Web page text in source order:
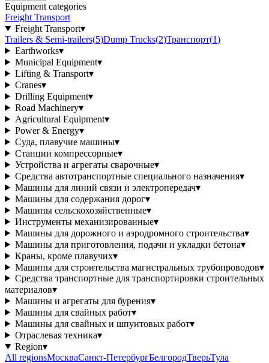
Equipment categories
Freight Transport
Freight Transport▾
Trailers & Semi-trailers(5)Dump Trucks(2)Транспорт(1)
Earthworks▾
Municipal Equipment▾
Lifting & Transport▾
Cranes▾
Drilling Equipment▾
Road Machinery▾
Agricultural Equipment▾
Power & Energy▾
Суда, плавучие машины▾
Станции компрессорные▾
Устройства и агрегаты сварочные▾
Средства автотранспортные специального назначения▾
Машины для линий связи и электропередач▾
Машины для содержания дорог▾
Машины сельскохозяйственные▾
Инструменты механизированные▾
Машины для дорожного и аэродромного строительства▾
Машины для приготовления, подачи и укладки бетона▾
Краны, кроме плавучих▾
Машины для строительства магистральных трубопроводов▾
Средства транспортные для транспортировки строительных
материалов▾
Машины и агрегаты для бурения▾
Машины для свайных работ▾
Машины для свайных и шпунтовых работ▾
Отраслевая техника▾
Region▾
All regionsМоскваСанкт-ПетербургБелгородТверьТула